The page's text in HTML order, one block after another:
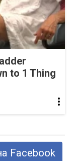
to 1 Thing
Facebook